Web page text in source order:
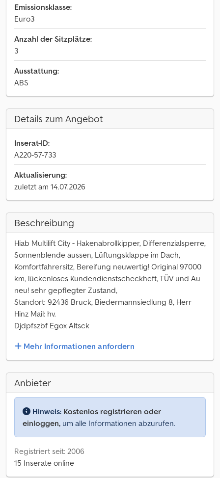
Emissionsklasse:
Euro3
Anzahl der Sitzplätze:
3
Ausstattung:
ABS
Details zum Angebot
Inserat-ID:
A220-57-733
Aktualisierung:
zuletzt am 14.07.2026
Beschreibung
Hiab Multilift City - Hakenabrollkipper, Differenzialsperre,
Sonnenblende aussen, Lüftungsklappe im Dach,
Komfortfahrersitz, Bereifung neuwertig! Original 97000
km, lückenloses Kundendienstscheckheft, TÜV und Au
neu! sehr gepflegter Zustand,
Standort: 92436 Bruck, Biedermannsiedlung 8, Herr
Hinz Mail: hv.
Djdpfszbf Egox Altsck
Mehr Informationen anfordern
Anbieter
Hinweis: Kostenlos registrieren oder
einloggen, um alle Informationen abzurufen.
Registriert seit: 2006
15 Inserate online